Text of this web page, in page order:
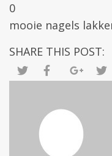
0
mooie nagels
SHARE THIS POST: